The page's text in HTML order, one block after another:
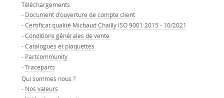
Téléchargements
- Document d'ouverture de compte client
-Certificat qualité Michaud Chailly ISO 9001:2015 - 10/2021
-Conditions générales de vente
-Catalogues et plaquettes
- Partcommunity
-Traceparts
Qui sommes nous ?
- Nos valeurs